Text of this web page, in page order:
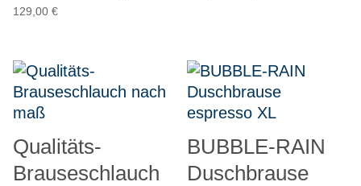
129,00 €
Qualitäts-
Brauseschlauch
BUBBLE-RAIN
Duschbrause